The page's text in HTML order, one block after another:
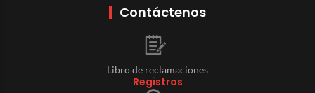
Contáctenos
Libro de reclamaciones
Registros